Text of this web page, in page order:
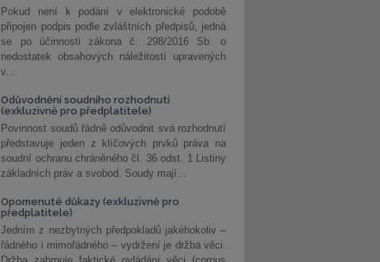
Pokud není k podání v elektronické podobě
připojen podpis podle zvláštních předpisů, jedná
se po účinnosti zákona č. 298/2016 Sb. o
nedostatek obsahových náležitostí upravených
v...
Odůvodnění soudního rozhodnutí
(exkluzivně pro předplatitele)
Povinnost soudů řádně odůvodnit svá rozhodnutí
představuje jeden z klíčových prvků práva na
soudní ochranu chráněného čl. 36 odst. 1 Listiny
základních práv a svobod. Soudy mají...
Opomenuté důkazy (exkluzivně pro
předplatitele)
Jedním z nezbytných předpokladů jakéhokoliv –
řádného i mimořádného – vydržení je držba věci.